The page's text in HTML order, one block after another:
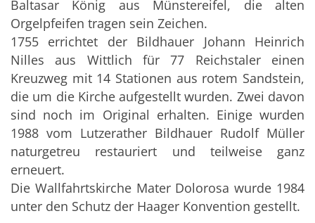
Baltasar König aus Münstereifel, die alten
Orgelpfeifen tragen sein Zeichen.
1755 errichtet der Bildhauer Johann Heinrich
Nilles aus Wittlich für 77 Reichstaler einen
Kreuzweg mit 14 Stationen aus rotem Sandstein,
die um die Kirche aufgestellt wurden. Zwei davon
sind noch im Original erhalten. Einige wurden
1988 vom Lutzerather Bildhauer Rudolf Müller
naturgetreu restauriert und teilweise ganz
erneuert.
Die Wallfahrtskirche Mater Dolorosa wurde 1984
unter den Schutz der Haager Konvention gestellt.